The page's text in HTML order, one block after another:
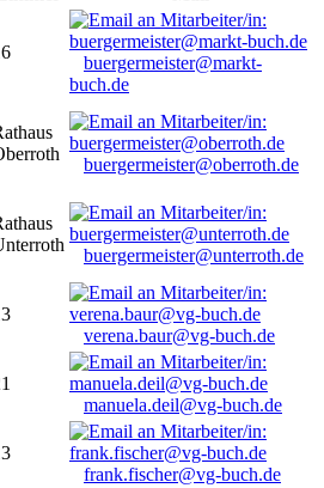
buergermeister@markt-
buch.de
buergermeister@oberroth.de
buergermeister@unterroth.de
verena.baur@vg-buch.de
manuela.deil@vg-buch.de
frank.fischer@vg-buch.de